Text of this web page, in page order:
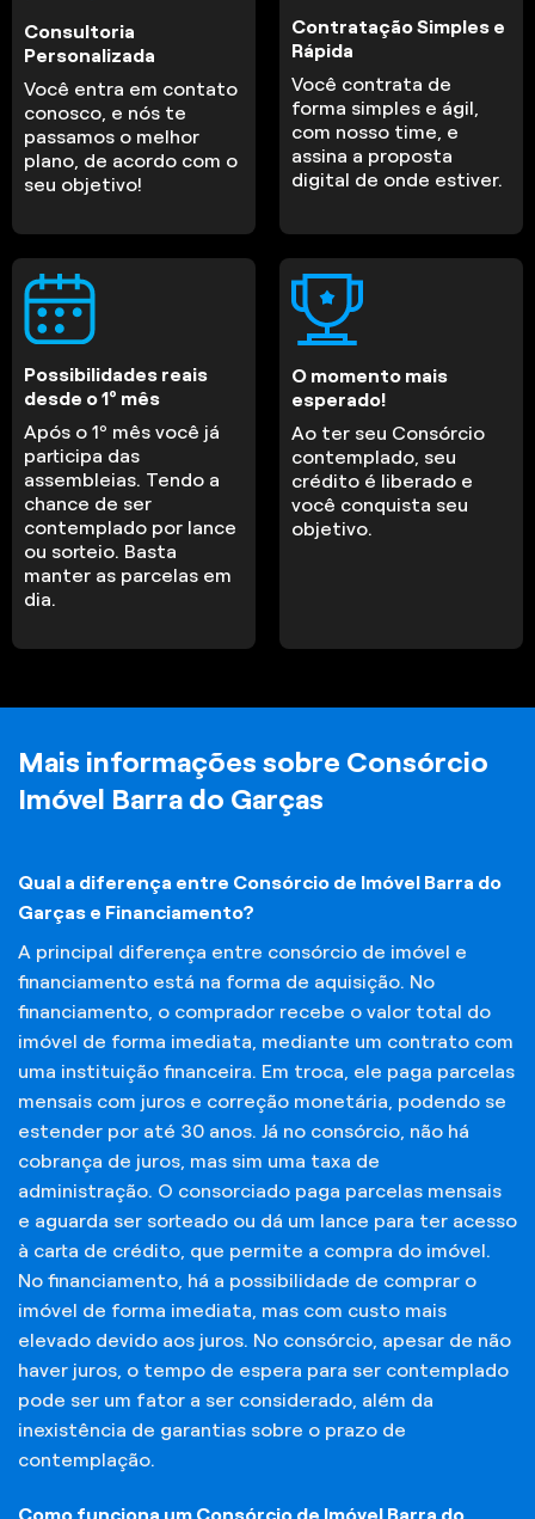
Consultoria
Personalizada
Você entra em contato
conosco, e nós te
passamos o melhor
plano, de acordo com o
seu objetivo!
Contratação Simples e
Rápida
Você contrata de
forma simples e ágil,
com nosso time, e
assina a proposta
digital de onde estiver.
Possibilidades reais
desde o 1º mês
Após o 1º mês você já
participa das
assembleias. Tendo a
chance de ser
contemplado por lance
ou sorteio. Basta
manter as parcelas em
dia.
O momento mais
esperado!
Ao ter seu Consórcio
contemplado, seu
crédito é liberado e
você conquista seu
objetivo.
Mais informações sobre Consórcio
Imóvel Barra do Garças
Qual a diferença entre Consórcio de Imóvel Barra do
Garças e Financiamento?
A principal diferença entre consórcio de imóvel e
financiamento está na forma de aquisição. No
financiamento, o comprador recebe o valor total do
imóvel de forma imediata, mediante um contrato com
uma instituição financeira. Em troca, ele paga parcelas
mensais com juros e correção monetária, podendo se
estender por até 30 anos. Já no consórcio, não há
cobrança de juros, mas sim uma taxa de
administração. O consorciado paga parcelas mensais
e aguarda ser sorteado ou dá um lance para ter acesso
à carta de crédito, que permite a compra do imóvel.
No financiamento, há a possibilidade de comprar o
imóvel de forma imediata, mas com custo mais
elevado devido aos juros. No consórcio, apesar de não
haver juros, o tempo de espera para ser contemplado
pode ser um fator a ser considerado, além da
inexistência de garantias sobre o prazo de
contemplação.